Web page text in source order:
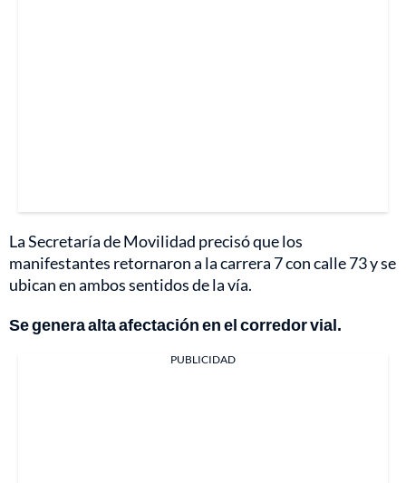
La Secretaría de Movilidad precisó que los
manifestantes retornaron a la carrera 7 con calle 73 y se
ubican en ambos sentidos de la vía.
Se genera alta afectación en el corredor vial.
PUBLICIDAD